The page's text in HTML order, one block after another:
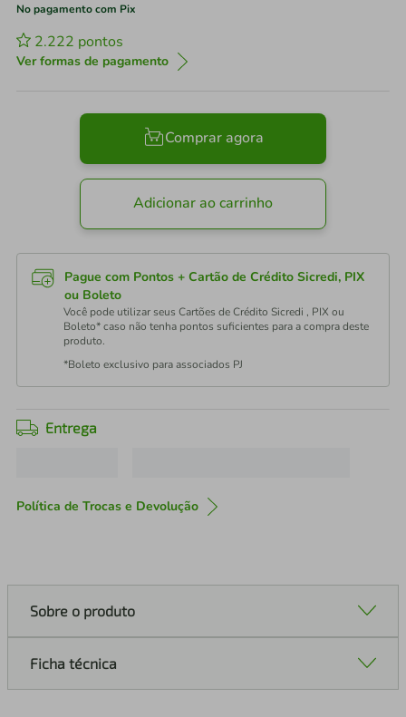
No pagamento com Pix
2.222 pontos
Ver formas de pagamento
Comprar agora
Adicionar ao carrinho
Pague com Pontos + Cartão de Crédito Sicredi, PIX
ou Boleto
Você pode utilizar seus Cartões de Crédito Sicredi , PIX ou
Boleto* caso não tenha pontos suficientes para a compra deste
produto.
*Boleto exclusivo para associados PJ
Entrega
Política de Trocas e Devolução
Sobre o produto
Ficha técnica